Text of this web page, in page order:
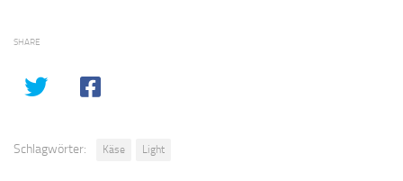
SHARE
Schlagwörter: Käse Light